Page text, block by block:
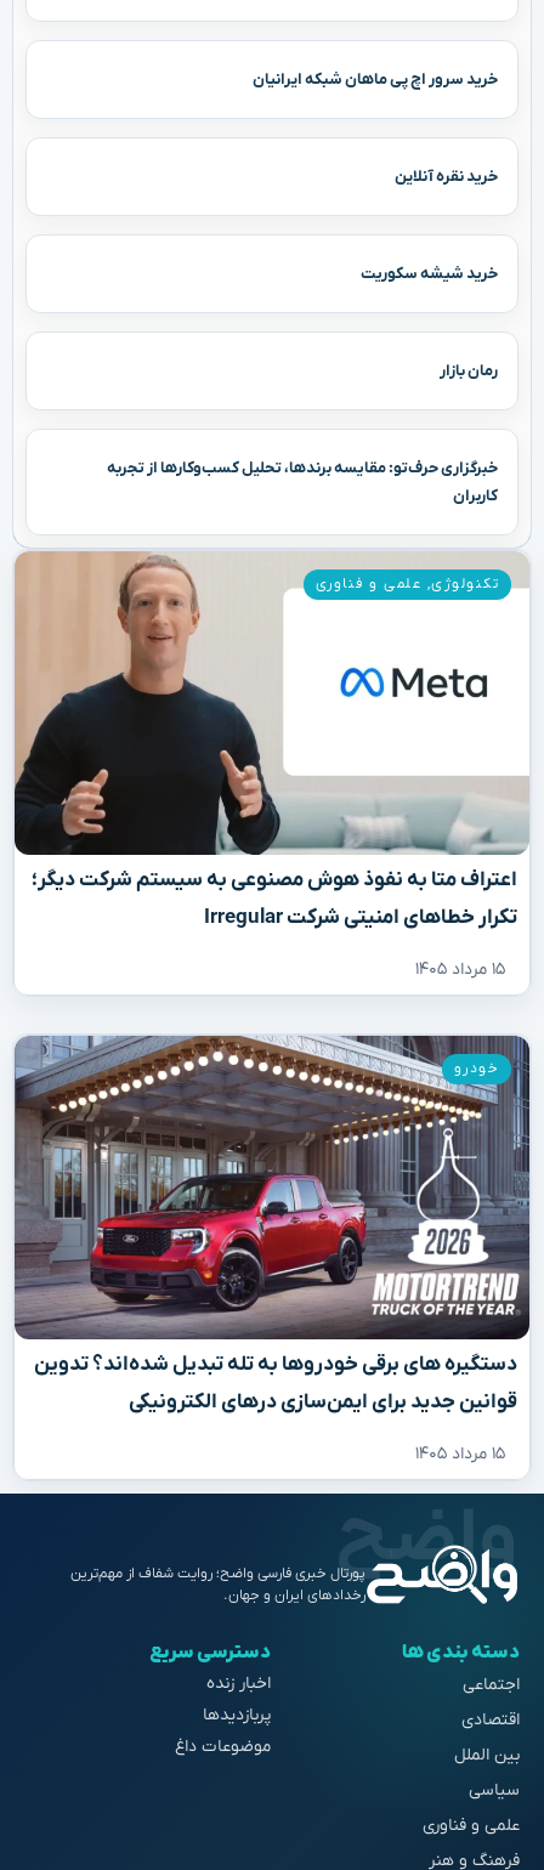
خرید سرور اچ پی ماهان شبکه ایرانیان
خرید نقره آنلاین
خرید شیشه سکوریت
رمان بازار
خبرگزاری حرف‌تو: مقایسه برندها، تحلیل کسب‌وکارها از تجربه
کاربران
اعتراف متا به نفوذ هوش مصنوعی به سیستم شرکت دیگر؛
تکرار خطاهای امنیتی شرکت Irregular
۱۵ مرداد ۱۴۰۵
تکنولوژی, علمی و فناوری
دستگیره‌ های برقی خودروها به تله تبدیل شده‌اند؟ تدوین
قوانین جدید برای ایمن‌سازی درهای الکترونیکی
۱۵ مرداد ۱۴۰۵
خودرو
پورتال خبری فارسی واضح؛ روایت شفاف از مهم‌ترین
رخدادهای ایران و جهان.
دسته بندی ها
اجتماعی
اقتصادی
بین الملل
سیاسی
علمی و فناوری
فرهنگ و هنر
دسترسی سریع
اخبار زنده
پربازدیدها
موضوعات داغ